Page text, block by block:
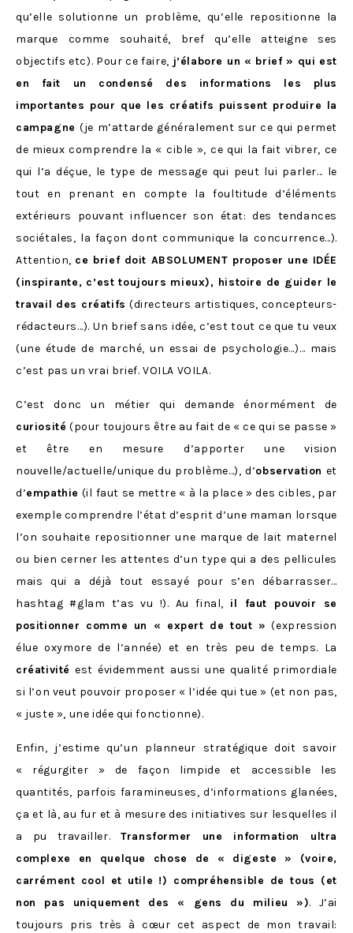
qu’elle solutionne un problème, qu’elle repositionne la
marque comme souhaité, bref qu’elle atteigne ses
objectifs etc). Pour ce faire, j’élabore un « brief » qui est
en fait un condensé des informations les plus
importantes pour que les créatifs puissent produire la
campagne(je m’attarde généralement sur ce qui permet
de mieux comprendre la « cible », ce qui la fait vibrer, ce
qui l’a déçue, le type de message qui peut lui parler… le
tout en prenant en compte la foultitude d’éléments
extérieurs pouvant influencer son état: des tendances
sociétales, la façon dont communique la concurrence…).
Attention, ce brief doit ABSOLUMENT proposer une IDÉE
(inspirante, c’est toujours mieux), histoire de guider le
travail des créatifs (directeurs artistiques, concepteurs-
rédacteurs…). Un brief sans idée, c’est tout ce que tu veux
(une étude de marché, un essai de psychologie…)… mais
c’est pas un vrai brief. VOILA VOILA.
C’est donc un métier qui demande énormément de
curiosité (pour toujours être au fait de « ce qui se passe »
et être en mesure d’apporter une vision
nouvelle/actuelle/unique du problème…), d’observation et
d’empathie (il faut se mettre « à la place » des cibles, par
exemple comprendre l’état d’esprit d’une maman lorsque
l’on souhaite repositionner une marque de lait maternel
ou bien cerner les attentes d’un type qui a des pellicules
mais qui a déjà tout essayé pour s’en débarrasser…
hashtag #glam t’as vu !). Au final, il faut pouvoir se
positionner comme un « expert de tout » (expression
élue oxymore de l’année) et en très peu de temps. La
créativité est évidemment aussi une qualité primordiale
si l’on veut pouvoir proposer « l’idée qui tue » (et non pas,
« juste », une idée qui fonctionne).
Enfin, j’estime qu’un planneur stratégique doit savoir
« régurgiter » de façon limpide et accessible les
quantités, parfois faramineuses, d’informations glanées,
ça et là, au fur et à mesure des initiatives sur lesquelles il
a pu travailler.Transformer une information ultra
complexe en quelque chose de « digeste » (voire,
carrément cool et utile !) compréhensible de tous (et
non pas uniquement des « gens du milieu »). J’ai
toujours pris très à cœur cet aspect de mon travail: